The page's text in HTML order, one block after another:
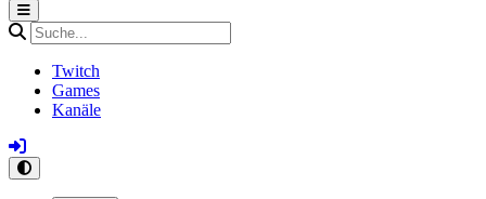
Twitch
Games
Kanäle